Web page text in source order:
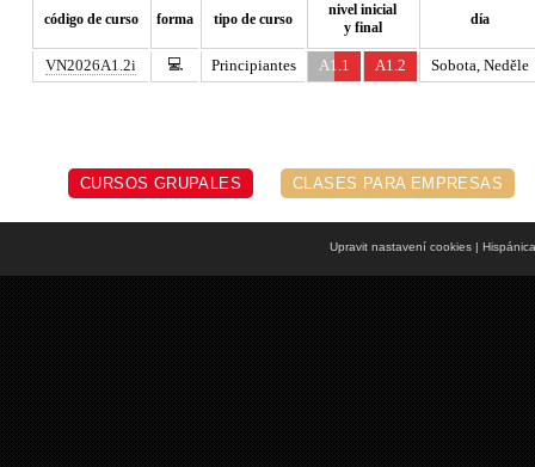
código de curso forma tipo de curso
nivel inicial
y final
día
VN2026A1.2i 💻 Principiantes A1.1 A1.2 Sobota, Neděle
CURSOS GRUPALES CLASES PARA EMPRESAS
Upravit nastavení cookies|